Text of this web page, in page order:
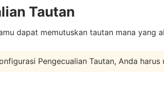
Tautan
dapat memutuskan tautan mana yang
Pengecualian Tautan, Anda